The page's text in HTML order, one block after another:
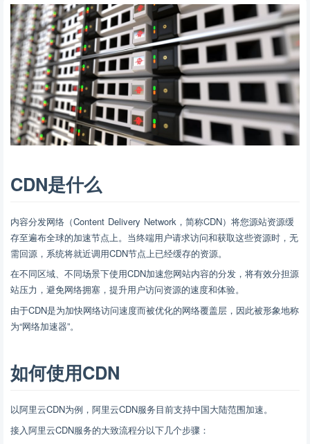
CDN是什么
内容分发网络（Content Delivery Network，简称CDN）将您源站资源缓
存至遍布全球的加速节点上。当终端用户请求访问和获取这些资源时，无
需回源，系统将就近调用CDN节点上已经缓存的资源。
在不同区域、不同场景下使用CDN加速您网站内容的分发，将有效分担源
站压力，避免网络拥塞，提升用户访问资源的速度和体验。
由于CDN是为加快网络访问速度而被优化的网络覆盖层，因此被形象地称
为“网络加速器”。
如何使用CDN
以阿里云CDN为例，阿里云CDN服务目前支持中国大陆范围加速。
接入阿里云CDN服务的大致流程分以下几个步骤：